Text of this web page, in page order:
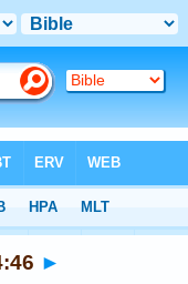
►